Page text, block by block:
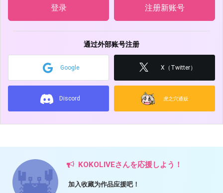
登录 注册新账号
通过外部账号注册
Google X（Twitter）
Discord 虎之穴通贩
KOKOLIVEさんを応援しよう！
加入收藏为作品应援吧！